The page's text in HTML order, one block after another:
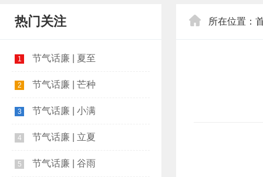
热门关注
1 节气话廉 | 夏至
2 节气话廉 | 芒种
3 节气话廉 | 小满
4 节气话廉 | 立夏
5 节气话廉 | 谷雨
所在位置：